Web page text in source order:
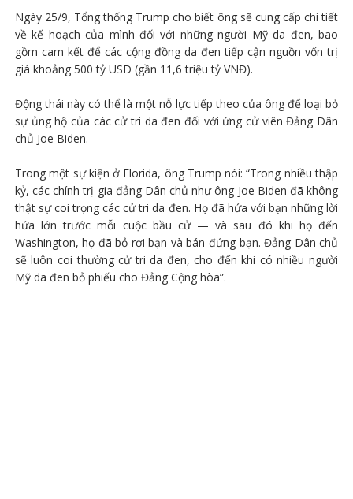
Ngày 25/9, Tổng thống Trump cho biết ông sẽ cung cấp chi tiết
về kế hoạch của mình đối với những người Mỹ da đen, bao
gồm cam kết để các cộng đồng da đen tiếp cận nguồn vốn trị
giá khoảng 500 tỷ USD (gần 11,6 triệu tỷ VNĐ).
Động thái này có thể là một nỗ lực tiếp theo của ông để loại bỏ
sự ủng hộ của các cử tri da đen đối với ứng cử viên Đảng Dân
chủ Joe Biden.
Trong một sự kiện ở Florida, ông Trump nói: “Trong nhiều thập
kỷ, các chính trị gia đảng Dân chủ như ông Joe Biden đã không
thật sự coi trọng các cử tri da đen. Họ đã hứa với bạn những lời
hứa lớn trước mỗi cuộc bầu cử — và sau đó khi họ đến
Washington, họ đã bỏ rơi bạn và bán đứng bạn. Đảng Dân chủ
sẽ luôn coi thường cử tri da đen, cho đến khi có nhiều người
Mỹ da đen bỏ phiếu cho Đảng Cộng hòa”.